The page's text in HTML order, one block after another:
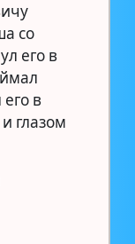
со
его в
в
глазом